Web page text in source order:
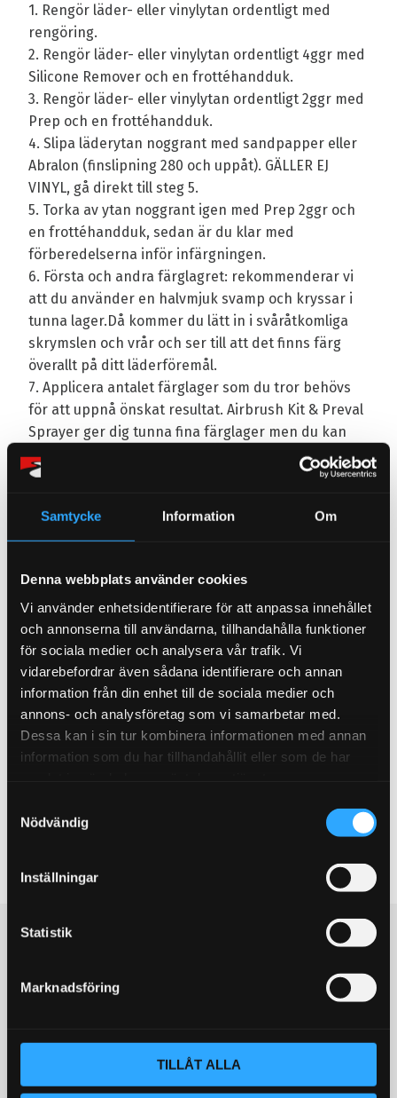
Samtycke Information Om
Denna webbplats använder cookies
Vi använder enhetsidentifierare för att anpassa innehållet
och annonserna till användarna, tillhandahålla funktioner
för sociala medier och analysera vår trafik. Vi
vidarebefordrar även sådana identifierare och annan
information från din enhet till de sociala medier och
annons- och analysföretag som vi samarbetar med.
Dessa kan i sin tur kombinera informationen med annan
information som du har tillhandahållit eller som de har
Nödvändig
Inställningar
Statistik
Marknadsföring
TILLÅT ALLA
1. Rengör läder- eller vinylytan ordentligt med
rengöring.
2. Rengör läder- eller vinylytan ordentligt 4ggr med
Silicone Remover och en frottéhandduk.
3. Rengör läder- eller vinylytan ordentligt 2ggr med
Prep och en frottéhandduk.
4. Slipa läderytan noggrant med sandpapper eller
Abralon (finslipning 280 och uppåt). GÄLLER EJ
VINYL, gå direkt till steg 5.
5. Torka av ytan noggrant igen med Prep 2ggr och
en frottéhandduk, sedan är du klar med
förberedelserna inför infärgningen.
6. Första och andra färglagret: rekommenderar vi
att du använder en halvmjuk svamp och kryssar i
tunna lager.Då kommer du lätt in i svåråtkomliga
skrymslen och vrår och ser till att det finns färg
överallt på ditt läderföremål.
7. Applicera antalet färglager som du tror behövs
för att uppnå önskat resultat. Airbrush Kit & Preval
Sprayer ger dig tunna fina färglager men du kan
också använda en halvmjuk svamp. Om
du använder en svamp bör du använda "dabbing
det sista färglagret med slip pad 2000
8. Applicera 2 lager Top Coat som blandats med
ytterligare.
9. Applicera skyddskrämen efter cirka 5-6 dagar för
bästa skyddsbarriär.
Omdömen
Bli den första att lämna ett omdöme.
STORSÄLJARE!